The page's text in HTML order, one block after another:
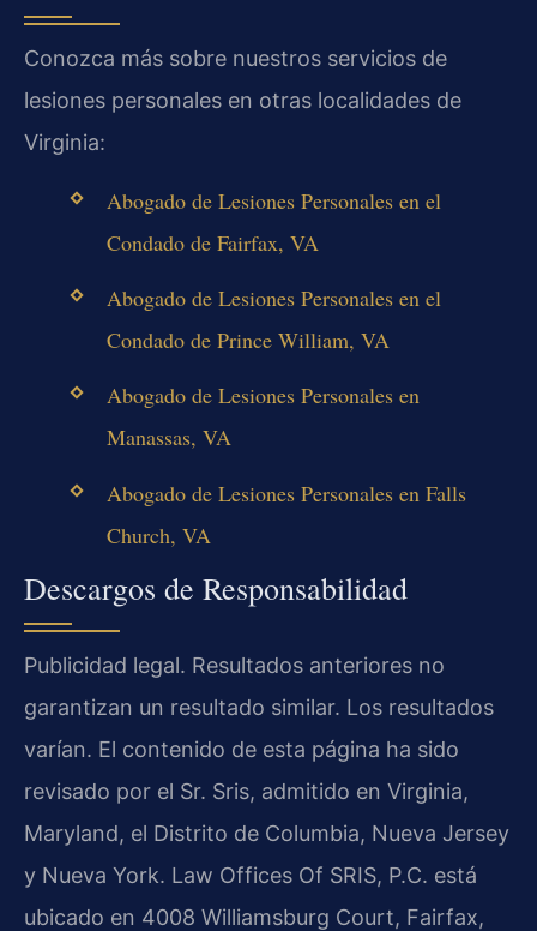
Conozca más sobre nuestros servicios de
lesiones personales en otras localidades de
Virginia:
Abogado de Lesiones Personales en el
Condado de Fairfax, VA
Abogado de Lesiones Personales en el
Condado de Prince William, VA
Abogado de Lesiones Personales en
Manassas, VA
Abogado de Lesiones Personales en Falls
Church, VA
Descargos de Responsabilidad
Publicidad legal. Resultados anteriores no
garantizan un resultado similar. Los resultados
varían. El contenido de esta página ha sido
revisado por el Sr. Sris, admitido en Virginia,
Maryland, el Distrito de Columbia, Nueva Jersey
y Nueva York. Law Offices Of SRIS, P.C. está
ubicado en 4008 Williamsburg Court, Fairfax,